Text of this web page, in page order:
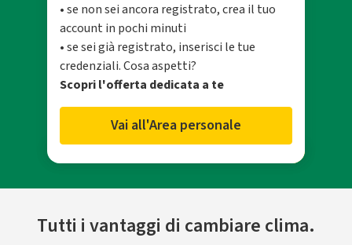
• se non sei ancora registrato, crea il tuo
account in pochi minuti
• se sei già registrato, inserisci le tue
credenziali. Cosa aspetti?
Scopri l'offerta dedicata a te
Vai all'Area personale
Tutti i vantaggi di cambiare clima.